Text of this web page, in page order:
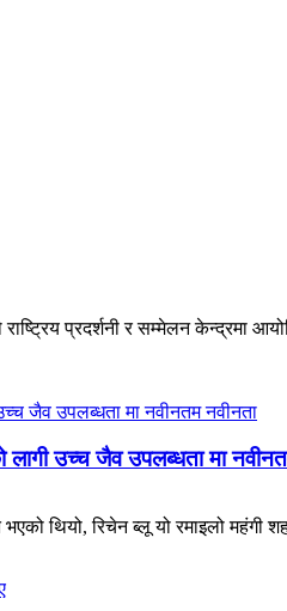
राष्ट्रिय प्रदर्शनी र सम्मेलन
उच्च जैव उपलब्धता मा
थियो, रिचेन ब्लू यो रमाइलो महंगी